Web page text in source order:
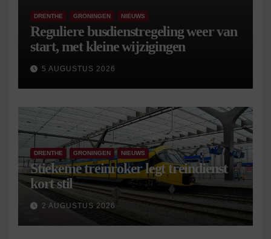
DRENTHE GRONINGEN NIEUWS
Reguliere busdienstregeling weer van
start, met kleine wijzigingen
5 AUGUSTUS 2026
DRENTHE GRONINGEN NIEUWS
Stiekeme treinroker legt treindienst
kort stil
2 AUGUSTUS 2026